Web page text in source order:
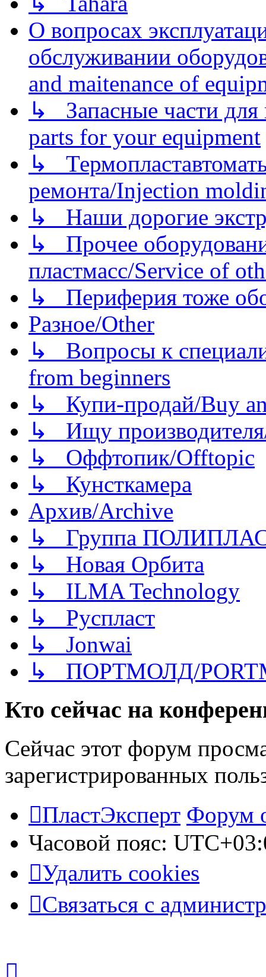
О вопросах
обслуживании
and maitenance of
↳ Запасные части для
parts for your equipment
↳
ремонта/Injection
↳ Наши дорогие
↳ Прочее
пластмасс/Service of
↳ Периферия тоже
Разное/Other
↳ Вопросы к
from beginners
↳ Купи-продай/Buy
↳ Ищу
↳ Оффтопик/Offtopic
↳ Кунсткамера
Архив/Archive
↳ Группа
↳ Новая Орбита
↳ ILMA Technology
↳ Руспласт
↳ Jonwai
↳ ПОРТМОЛД/
Кто сейчас на
Сейчас этот форум
зарегистрированных
ПластЭксперт Форум
Часовой пояс:
Удалить cookies
Связаться с